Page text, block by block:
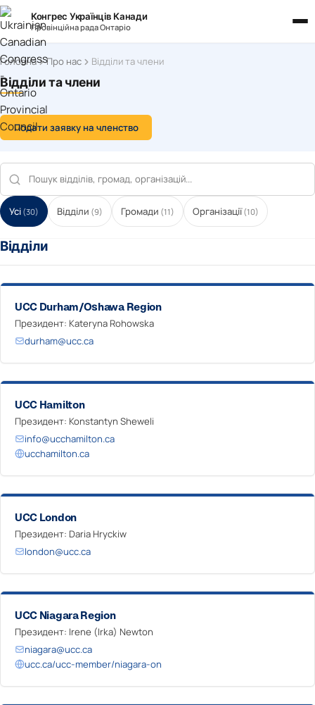
Конгрес Українців Канади
Провінційна рада Онтаріо
Головна Про нас Відділи та члени
Відділи та члени
Подати заявку на членство
Усі (30) Відділи (9) Громади (11) Організації (10)
Відділи
UCC Durham/Oshawa Region
Президент: Kateryna Rohowska
durham@ucc.ca
UCC Hamilton
Президент: Konstantyn Sheweli
info@ucchamilton.ca
ucchamilton.ca
UCC London
Президент: Daria Hryckiw
london@ucc.ca
UCC Niagara Region
Президент: Irene (Irka) Newton
niagara@ucc.ca
ucc.ca/ucc-member/niagara-on